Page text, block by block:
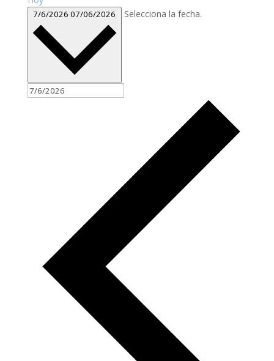
7/6/202607/06/2026 Selecciona la fecha.